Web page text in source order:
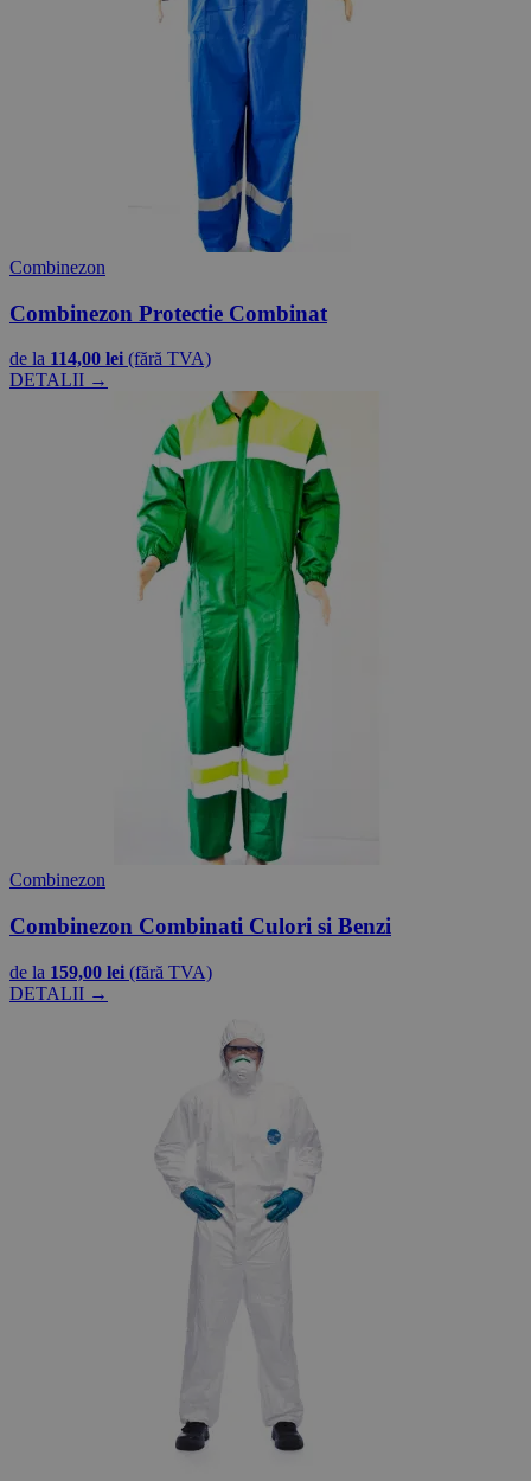
Combinezon
Combinezon Protectie Combinat
de la 114,00 lei (fără TVA)
DETALII →
Combinezon
Combinezon Combinati Culori si Benzi
de la 159,00 lei (fără TVA)
DETALII →